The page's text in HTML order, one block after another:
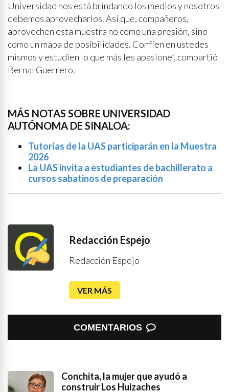
Universidad nos está brindando los medios y nosotros
debemos aprovecharlos. Así que, compañeros,
aprovechen esta muestra no como una presión, sino
como un mapa de posibilidades. Confíen en ustedes
mismos y estudien lo que más les apasione”, compartió
Bernal Guerrero.
MÁS NOTAS SOBRE UNIVERSIDAD
AUTÓNOMA DE SINALOA:
Tutorías de la UAS participarán en la Muestra
2026
La UAS invita a estudiantes de bachillerato a
cursos sabatinos de preparación
Redacción Espejo
Redacción Espejo
VER MÁS
COMENTARIOS
Conchita, la mujer que ayudó a
construir Los Huizaches